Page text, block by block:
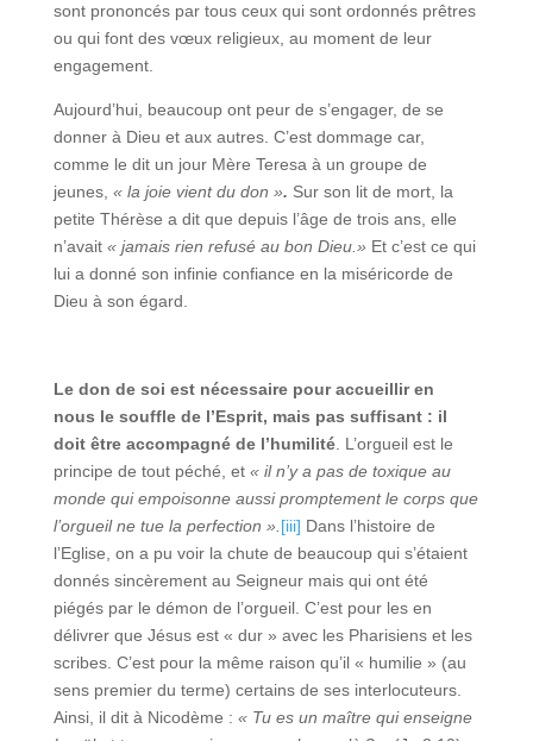
sont prononcés par tous ceux qui sont ordonnés prêtres
ou qui font des vœux religieux, au moment de leur
engagement.
Aujourd’hui, beaucoup ont peur de s’engager, de se
donner à Dieu et aux autres. C’est dommage car,
comme le dit un jour Mère Teresa à un groupe de
jeunes, « la joie vient du don ». Sur son lit de mort, la
petite Thérèse a dit que depuis l’âge de trois ans, elle
n’avait « jamais rien refusé au bon Dieu.» Et c’est ce qui
lui a donné son infinie confiance en la miséricorde de
Dieu à son égard.
Le don de soi est nécessaire pour accueillir en
nous le souffle de l’Esprit, mais pas suffisant : il
doit être accompagné de l’humilité. L’orgueil est le
principe de tout péché, et « il n’y a pas de toxique au
monde qui empoisonne aussi promptement le corps que
l’orgueil ne tue la perfection ». [iii] Dans l’histoire de
l’Eglise, on a pu voir la chute de beaucoup qui s’étaient
donnés sincèrement au Seigneur mais qui ont été
piégés par le démon de l’orgueil. C’est pour les en
délivrer que Jésus est « dur » avec les Pharisiens et les
scribes. C’est pour la même raison qu’il « humilie » (au
sens premier du terme) certains de ses interlocuteurs.
Ainsi, il dit à Nicodème : « Tu es un maître qui enseigne